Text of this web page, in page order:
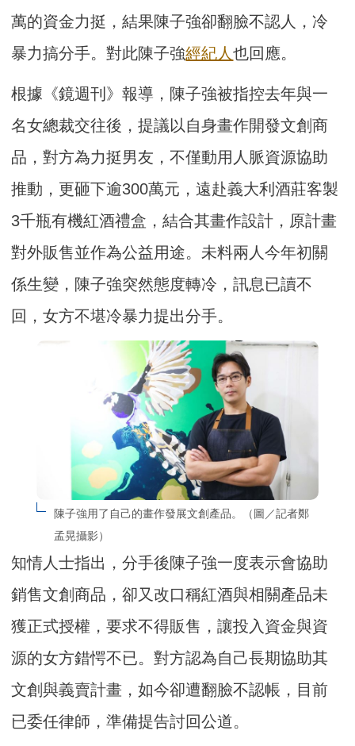
萬的資金力挺，結果陳子強卻翻臉不認人，冷
暴力搞分手。對此陳子強經紀人也回應。
根據《鏡週刊》報導，陳子強被指控去年與一
名女總裁交往後，提議以自身畫作開發文創商
品，對方為力挺男友，不僅動用人脈資源協助
推動，更砸下逾300萬元，遠赴義大利酒莊客製
3千瓶有機紅酒禮盒，結合其畫作設計，原計畫
對外販售並作為公益用途。未料兩人今年初關
係生變，陳子強突然態度轉冷，訊息已讀不
回，女方不堪冷暴力提出分手。
陳子強用了自己的畫作發展文創產品。（圖／記者鄭
孟晃攝影）
知情人士指出，分手後陳子強一度表示會協助
銷售文創商品，卻又改口稱紅酒與相關產品未
獲正式授權，要求不得販售，讓投入資金與資
源的女方錯愕不已。對方認為自己長期協助其
文創與義賣計畫，如今卻遭翻臉不認帳，目前
已委任律師，準備提告討回公道。